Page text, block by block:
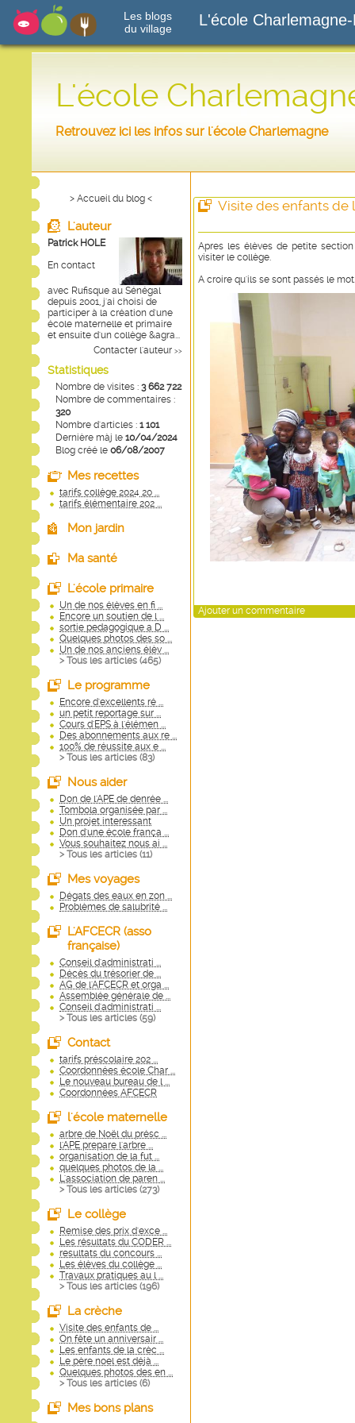
Les blogs
du village
L'école
L'école
Retrouvez ici les infos sur l'école Charlemagne
> Accueil du blog <
L'auteur
Patrick HOLE
En contact
avec Rufisque au Sénégal
depuis 2001, j'ai choisi de
participer à la création d'une
école maternelle et primaire
et ensuite d'un collège &agra...
Contacter l'auteur >>
Statistiques
Nombre de visites : 3 662 722
Nombre de commentaires :
320
Nombre d'articles : 1 101
Dernière màj le 10/04/2024
Blog créé le 06/08/2007
Mes recettes
tarifs collège 2024 20 ...
tarifs élémentaire 202 ...
Mon jardin
Ma santé
L'école primaire
Un de nos élèves en fi ...
Encore un soutien de l ...
sortie pedagogique a D ...
Quelques photos des so ...
Un de nos anciens élèv ...
> Tous les articles (465)
Le programme
Encore d'excellents ré ...
un petit reportage sur ...
Cours d'EPS à l'élémen ...
Des abonnements aux re ...
100% de réussite aux e ...
> Tous les articles (83)
Nous aider
Don de l'APE de denrée ...
Tombola organisée par ...
Un projet interessant
Don d'une école frança ...
Vous souhaitez nous ai ...
> Tous les articles (11)
Mes voyages
Dégats des eaux en zon ...
Problèmes de salubrité ...
L'AFCECR (asso
française)
Conseil d'administrati ...
Décès du trésorier de ...
AG de l'AFCECR et orga ...
Assemblée générale de ...
Conseil d'administrati ...
> Tous les articles (59)
Contact
tarifs préscolaire 202 ...
Coordonnées école Char ...
Le nouveau bureau de l ...
Coordonnées AFCECR
l'école maternelle
arbre de Noël du présc ...
l'APE prepare l'arbre ...
organisation de la fut ...
quelques photos de la ...
L'association de paren ...
> Tous les articles (273)
Le collège
Remise des prix d'exce ...
Les résultats du CODER ...
resultats du concours ...
Les élèves du collège ...
Travaux pratiques au l ...
> Tous les articles (196)
La crèche
Visite des enfants de ...
On fête un anniversair ...
Les enfants de la crèc ...
Le père noel est déjà ...
Quelques photos des en ...
> Tous les articles (6)
Mes bons plans
Visite des enfants de
Apres les élèves de petite
visiter le collège.
A croire qu'ils se sont passés le
Ajouter un commentaire